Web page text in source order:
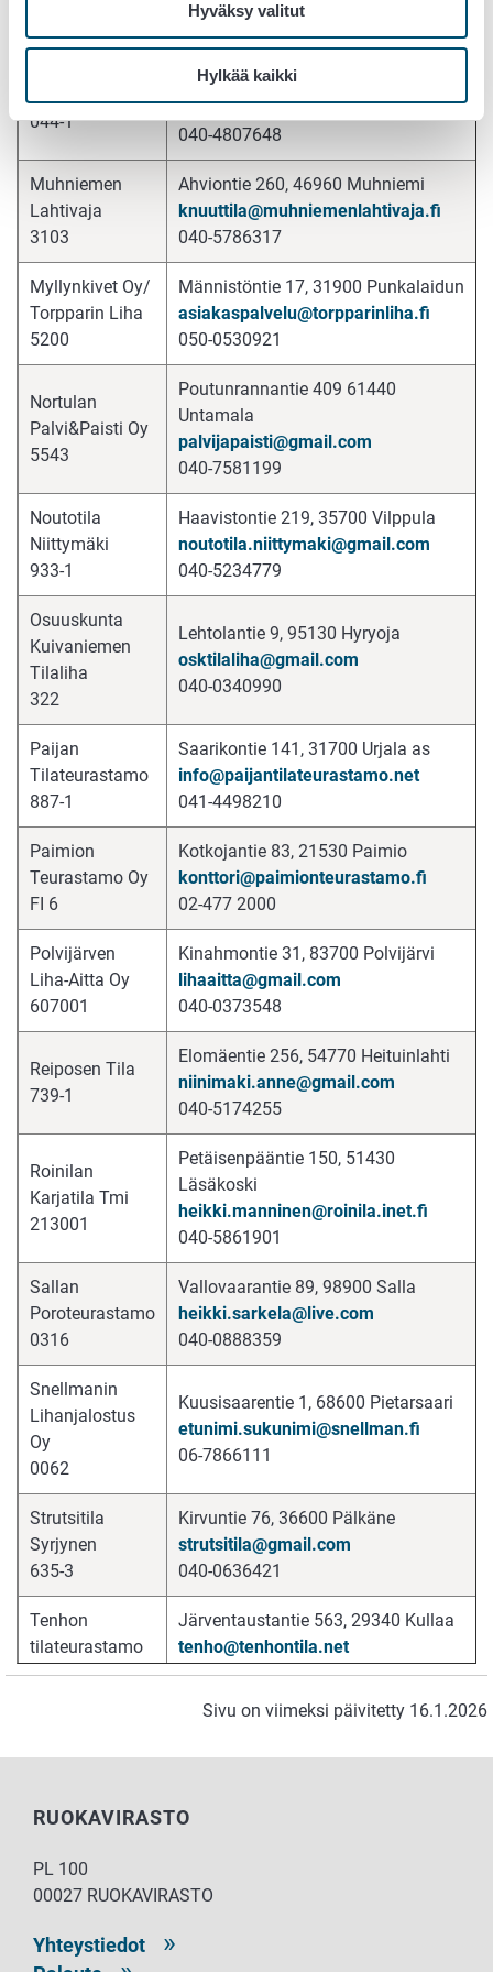
Hyväksy valitut
Hylkää kaikki
2237
lihalehtinen@gmail.com
040-4178758
044-1
Kymenrannantie 106, 47400 Kausala
liharem@hotmail.com
040-4807648
Muhniemen
Lahtivaja
3103
Ahviontie 260, 46960 Muhniemi
knuuttila@muhniemenlahtivaja.fi
040-5786317
Myllynkivet Oy/
Torpparin Liha
5200
Männistöntie 17, 31900 Punkalaidun
asiakaspalvelu@torpparinliha.fi
050-0530921
Nortulan
Palvi&Paisti Oy
5543
Poutunrannantie 409 61440
Untamala
palvijapaisti@gmail.com
040-7581199
Noutotila
Niittymäki
933-1
Haavistontie 219, 35700 Vilppula
noutotila.niittymaki@gmail.com
040-5234779
Osuuskunta
Kuivaniemen
Tilaliha
322
Lehtolantie 9, 95130 Hyryoja
osktilaliha@gmail.com
040-0340990
Paijan
Tilateurastamo
887-1
Saarikontie 141, 31700 Urjala as
info@paijantilateurastamo.net
041-4498210
Paimion
Teurastamo Oy
FI 6
Kotkojantie 83, 21530 Paimio
konttori@paimionteurastamo.fi
02-477 2000
Polvijärven
Liha-Aitta Oy
607001
Kinahmontie 31, 83700 Polvijärvi
lihaaitta@gmail.com
040-0373548
Reiposen Tila
739-1
Elomäentie 256, 54770 Heituinlahti
niinimaki.anne@gmail.com
040-5174255
Roinilan
Karjatila Tmi
213001
Petäisenpääntie 150, 51430
Läsäkoski
heikki.manninen@roinila.inet.fi
040-5861901
Sallan
Poroteurastamo
0316
Vallovaarantie 89, 98900 Salla
heikki.sarkela@live.com
040-0888359
Snellmanin
Lihanjalostus
Oy
0062
Kuusisaarentie 1, 68600 Pietarsaari
etunimi.sukunimi@snellman.fi
06-7866111
Strutsitila
Syrjynen
635-3
Kirvuntie 76, 36600 Pälkäne
strutsitila@gmail.com
040-0636421
Tenhon
tilateurastamo
293002
Järventaustantie 563, 29340 Kullaa
tenho@tenhontila.net
044-0121314
Rikkiläntie 632, 54330 Lappeenranta
Tilateurastamo
102-3
Rantatie 284, 32700 Huittinen
Vuorenmaa Oy
Sivu on viimeksi päivitetty 16.1.2026
RUOKAVIRASTO
PL 100
00027 RUOKAVIRASTO
Yhteystiedot